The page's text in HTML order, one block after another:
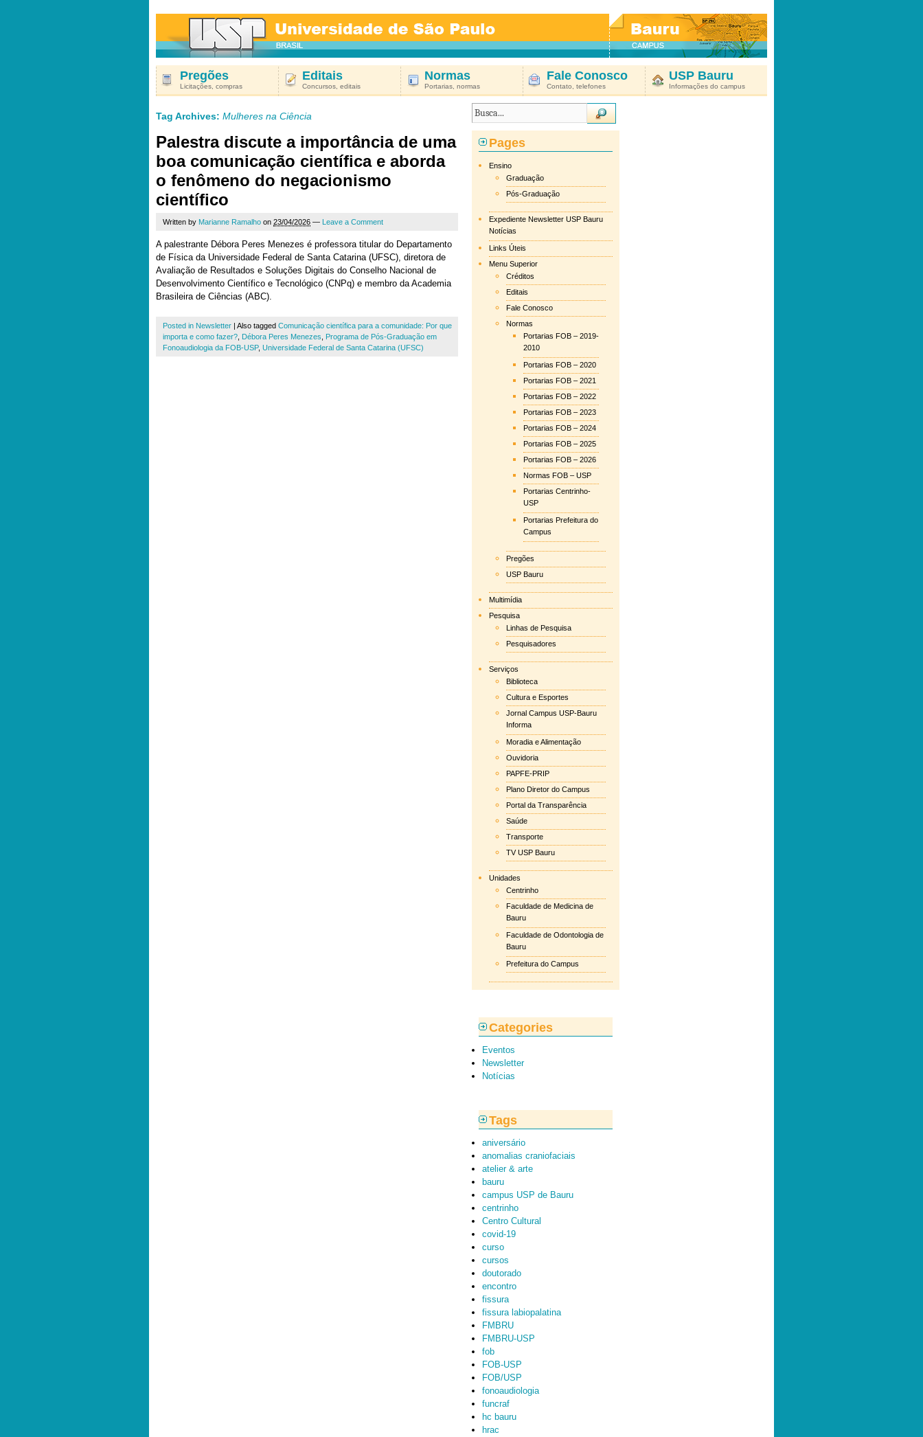
Pregões
Licitações, compras
Editais
Concursos, editais
Normas
Portarias, normas
Fale Conosco
Contato, telefones
USP Bauru
Informações do campus
Tag Archives: Mulheres na Ciência
Palestra discute a importância de uma
boa comunicação científica e aborda
o fenômeno do negacionismo
científico
Written by Marianne Ramalho on 23/04/2026 — Leave a Comment
A palestrante Débora Peres Menezes é professora titular do Departamento
de Física da Universidade Federal de Santa Catarina (UFSC), diretora de
Avaliação de Resultados e Soluções Digitais do Conselho Nacional de
Desenvolvimento Científico e Tecnológico (CNPq) e membro da Academia
Brasileira de Ciências (ABC).
Posted in Newsletter | Also tagged Comunicação científica para a comunidade: Por que
importa e como fazer? Débora Peres Menezes
Programa de Pós-Graduação em
Fonoaudiologia da FOB-USP, Universidade Federal de Santa Catarina (UFSC)
Pages
Ensino
Graduação
Pós-Graduação
Expediente Newsletter USP Bauru
Notícias
Links Úteis
Menu Superior
Créditos
Editais
Fale Conosco
Normas
Portarias FOB – 2019-
2010
Portarias FOB – 2020
Portarias FOB – 2021
Portarias FOB – 2022
Portarias FOB – 2023
Portarias FOB – 2024
Portarias FOB – 2025
Portarias FOB – 2026
Normas FOB – USP
Portarias Centrinho-
USP
Portarias Prefeitura do
Campus
Pregões
USP Bauru
Multimídia
Pesquisa
Linhas de Pesquisa
Pesquisadores
Serviços
Biblioteca
Cultura e Esportes
Jornal Campus USP-Bauru
Informa
Moradia e Alimentação
Ouvidoria
PAPFE-PRIP
Plano Diretor do Campus
Portal da Transparência
Saúde
Transporte
TV USP Bauru
Unidades
Centrinho
Faculdade de Medicina de
Bauru
Faculdade de Odontologia de
Bauru
Prefeitura do Campus
Categories
Eventos
Newsletter
Notícias
Tags
aniversário
anomalias craniofaciais
atelier & arte
bauru
campus USP de Bauru
centrinho
Centro Cultural
covid-19
curso
cursos
doutorado
encontro
fissura
fissura labiopalatina
FMBRU
FMBRU-USP
fob
FOB-USP
FOB/USP
fonoaudiologia
funcraf
hc bauru
hrac